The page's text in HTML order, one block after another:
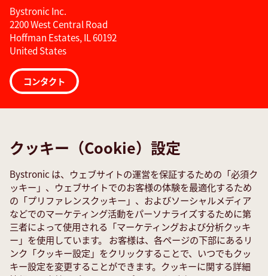
Bystronic Inc.
2200 West Central Road
Hoffman Estates, IL 60192
United States
コンタクト
Quality policies
TeamViewer
サービスへのお問い合わせ
世界中の連絡先
ソーシャルメディア
クッキー（Cookie）設定
Bystronic は、ウェブサイトの運営を保証するための「必須ク
ッキー」、ウェブサイトでのお客様の体験を最適化するため
の「プリファレンスクッキー」、およびソーシャルメディア
などでのマーケティング活動をパーソナライズするために第
三者によって使用される「マーケティングおよび分析クッキ
ー」を使用しています。 お客様は、各ページの下部にあるリ
ンク「クッキー設定」をクリックすることで、いつでもクッ
キー設定を変更することができます。クッキーに関する詳細